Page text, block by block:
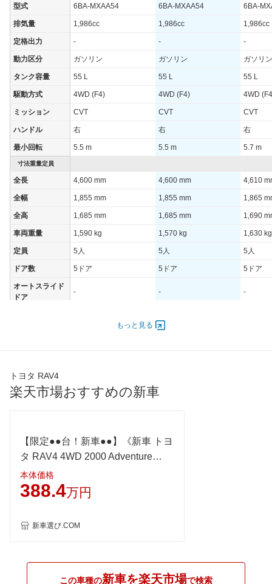
型式 6BA-MXAA54 6BA-MXAA54 6BA-
排気量 1,986cc 1,986cc 1,986cc
定格出力 - - -
動力区分 ガソリン ガソリン ガソリン
タンク容量 55 L 55 L 55 L
駆動方式 4WD (F4) 4WD (F4) 4WD
ミッション CVT CVT CVT
ハンドル 右 右 右
最小回転 5.5 m 5.5 m 5.7 m
寸法重量定員
全長 4,600 mm 4,600 mm 4,610
全幅 1,855 mm 1,855 mm 1,865
全高 1,685 mm 1,685 mm 1,690
車両重量 1,590 kg 1,570 kg 1,630 kg
定員 5人 5人 5人
ドア数 5ドア 5ドア 5ドア
オートスライド
ドア
- - -
126.00 [171]/ 6,000 126.00 [171]/ 6,000
タイヤ
前輪サイズ 225/60R18 225/65R17
WLTC
WLTC/郊外
装備オプション 装備詳細を見る 装備詳細を見る
もっと見る
トヨタ RAV4
楽天市場おすすめの新車
【限定●●台！新車●●】《新車 トヨ
タ RAV4 4WD 2000 Adventure
OFFROAD package2 》
本体価格
388.4万円
新車選び.COM
この車種の新車を楽天市場で検索